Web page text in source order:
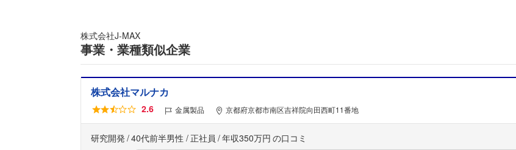
株式会社J‐MAX
事業・業種類似企業
株式会社マルナカ
2.6 金属製品 京都府京都市南区吉祥院向田西町11番地
研究開発 40代前半男性 正社員 年収350万円